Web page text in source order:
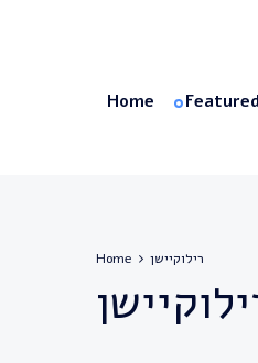
Home
Home רילוקיישן